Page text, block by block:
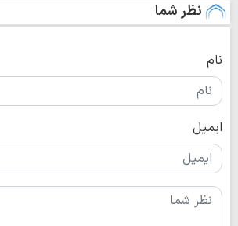
نظر شما
نام
ایمیل